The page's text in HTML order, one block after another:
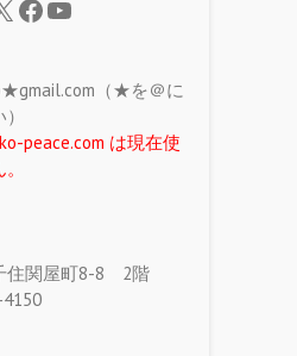
（★を＠に
peace.com は現在使
住関屋町8-8 2階